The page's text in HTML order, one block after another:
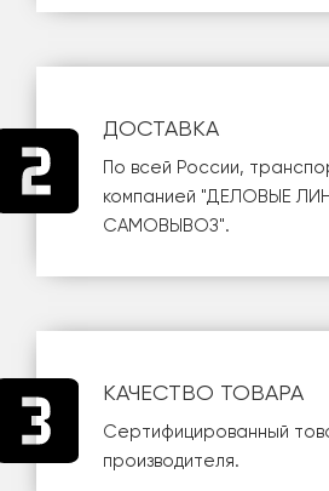
ДОСТАВКА
По всей России,
компанией "ДЕЛОВЫЕ
САМОВЫВОЗ".
КАЧЕСТВО ТОВАРА
Сертифицированный
производителя.